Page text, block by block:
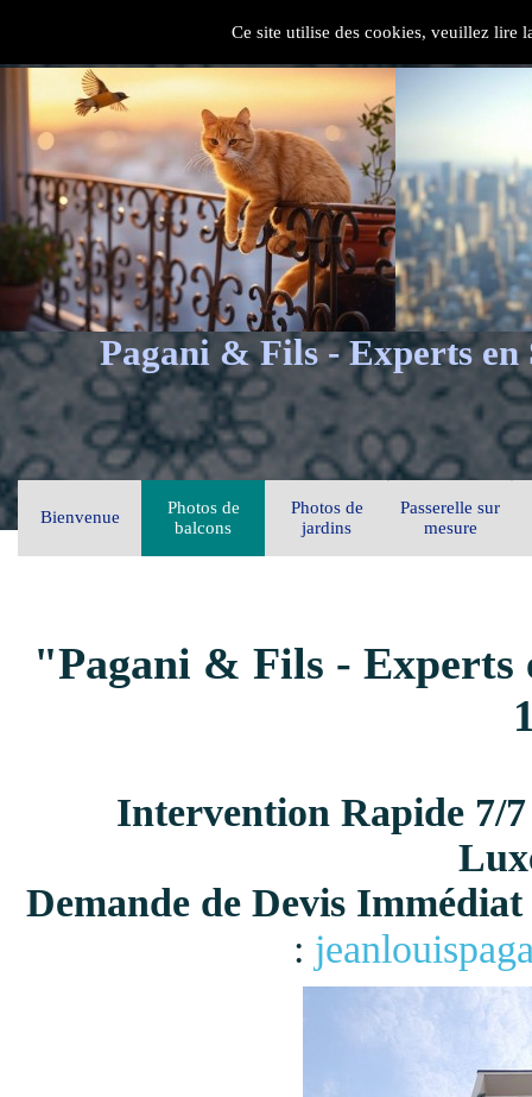
Ce site utilise des cookies, veuillez lire
Pagani & Fils - Experts en
Bienvenue
Photos de
balcons
Photos de
jardins
Passerelle sur
mesure
"Pagani & Fils - Experts
Intervention Rapide 7/
Demande de Devis
: